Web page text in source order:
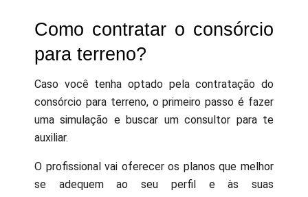
Como contratar o consórcio
para terreno?
Caso você tenha optado pela contratação do
consórcio para terreno, o primeiro passo é fazer
uma simulação e buscar um consultor para te
auxiliar.
O profissional vai oferecer os planos que melhor
se adequem ao seu perfil e às suas